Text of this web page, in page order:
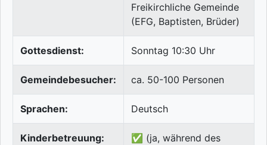
Freikirchliche Gemeinde
(EFG, Baptisten, Brüder)
Gottesdienst: Sonntag 10:30 Uhr
Gemeindebesucher: ca. 50-100 Personen
Sprachen: Deutsch
Kinderbetreuung:
✅ (ja, während des